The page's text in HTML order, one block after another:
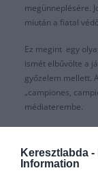
Keresztlabda -
Information
megünneplésére.
miután a fiatal
Ez megint egy
ismét elbűvölte a
győzelem mellett.
„campiones,
médiaterembe.
Stadiont Liverpool
kirándulása és az